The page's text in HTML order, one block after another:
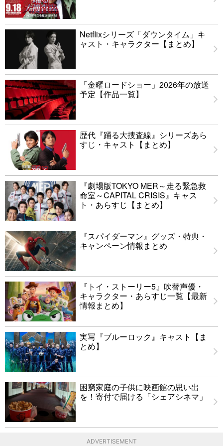
Netflixシリーズ「ダウンタイム」キ
ャスト・キャラクター【まとめ】
「金曜ロードショー」2026年の放送
予定【作品一覧】
歴代『踊る大捜査線』シリーズあら
すじ・キャスト【まとめ】
『劇場版TOKYO MER～走る緊急救
命室～CAPITAL CRISIS』キャス
ト・あらすじ【まとめ】
『スパイダーマン』グッズ・特典・
キャンペーン情報まとめ
『トイ・ストーリー5』吹替声優・
キャラクター・あらすじ一覧【最新
情報まとめ】
実写『ブルーロック』キャスト【ま
とめ】
困窮家庭の子供に映画館の思い出
を！寄付で届ける「シェアシネマ」
ADVERTISEMENT